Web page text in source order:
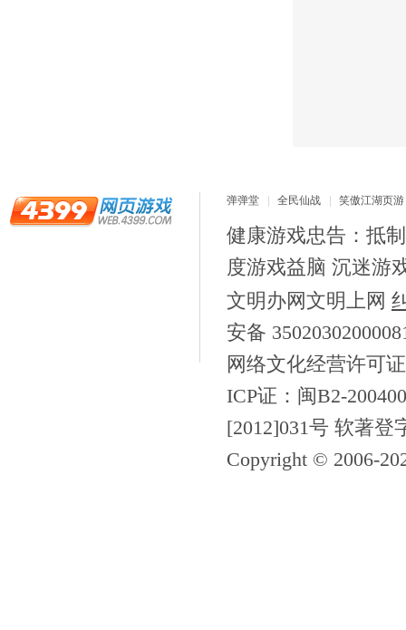
弹弹堂 全民仙战 笑傲江湖页游
健康游戏忠告：抵
度游戏益脑 沉迷游
文明办网文明上网
安备
网络文化经营许可
ICP证：闽B2-
[2012]031号 软著登
Copyright © 2006-